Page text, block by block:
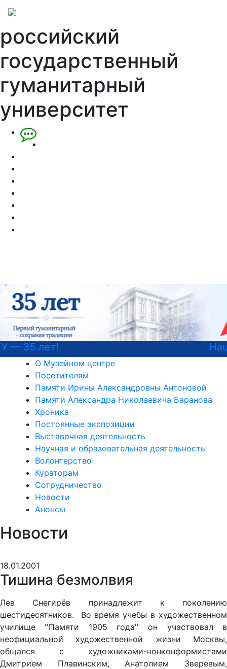
российский
государственный
гуманитарный
университет
Национальные проекты России
О Музейном центре
Посетителям
Памяти Ирины Александровны Антоновой
Памяти Александра Николаевича Баранова
Хроника
Постоянные экспозиции
Выставочная деятельность
Научная и образовательная деятельность
Волонтерство
Кураторам
Сотрудничество
Новости
Анонсы
Новости
18.01.2001
Тишина безмолвия
Лев Снегирёв принадлежит к поколению
шестидесятников. Во время учебы в художественном
училище ''Памяти 1905 года'' он участвовал в
неофициальной художественной жизни Москвы,
общался с художниками-нонконформистами
Дмитрием Плавинским, Анатолием Зверевым,